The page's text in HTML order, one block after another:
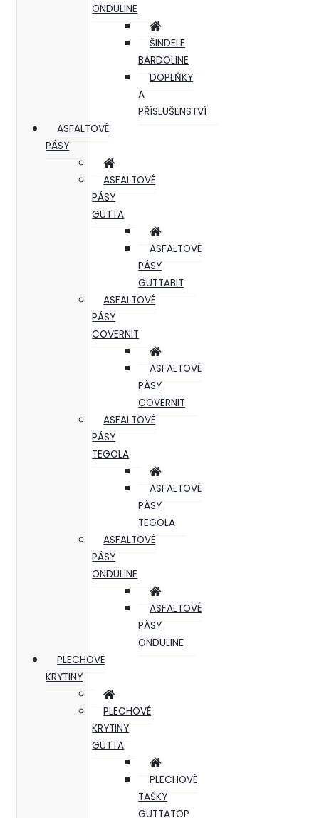
ONDULINE
ŠINDELE
BARDOLINE
DOPLŇKY
A
PŘÍSLUŠENSTVÍ
ASFALTOVÉ
PÁSY
ASFALTOVÉ
PÁSY
GUTTA
ASFALTOVÉ
PÁSY
GUTTABIT
ASFALTOVÉ
PÁSY
COVERNIT
ASFALTOVÉ
PÁSY
COVERNIT
ASFALTOVÉ
PÁSY
TEGOLA
ASFALTOVÉ
PÁSY
TEGOLA
ASFALTOVÉ
PÁSY
ONDULINE
ASFALTOVÉ
PÁSY
ONDULINE
PLECHOVÉ
KRYTINY
PLECHOVÉ
KRYTINY
GUTTA
PLECHOVÉ
TAŠKY
GUTTATOP